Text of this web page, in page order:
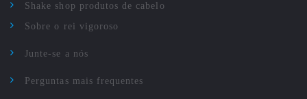
Shake shop produtos de cabelo
Sobre o rei vigoroso
Junte-se a nós
Perguntas mais frequentes